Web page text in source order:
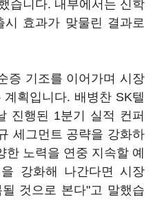
습니다. 내부에서는 신학
시 효과가 맞물린 결과로
증 기조를 이어가며 시장
획입니다. 배병찬 SK텔
진행된 1분기 실적 컨퍼
세그먼트 공략을 강화하
노력을 연중 지속할 예
강화해 나간다면 시장
것으로 본다"고 말했습